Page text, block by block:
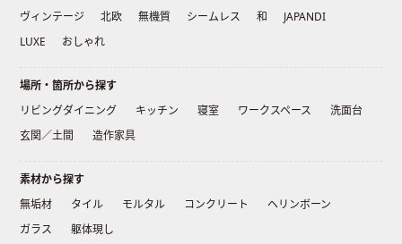
ヴィンテージ
北欧 無機質 シームレス 和
JAPANDI
LUXE
おしゃれ
場所・箇所から探す
リビングダイニング
キッチン 寝室 ワークスペース
洗面台
玄関／土間
造作家具
素材から探す
無垢材
タイル モルタル コンクリート
ヘリンボーン
ガラス
躯体現し